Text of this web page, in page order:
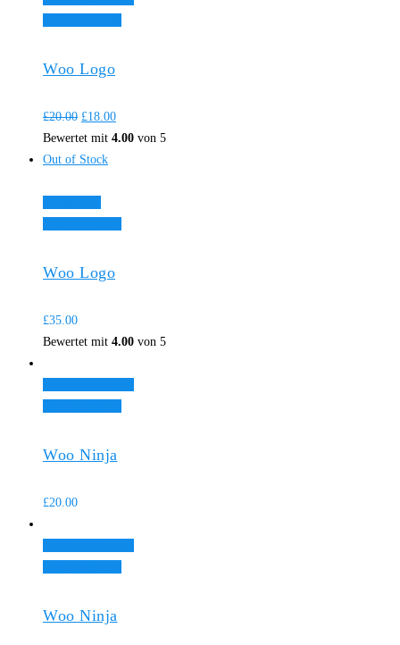
Woo Logo
£20.00 £18.00
Bewertet mit 4.00 von 5
Out of Stock
Woo Logo
£35.00
Bewertet mit 4.00 von 5
Woo Ninja
£20.00
Woo Ninja